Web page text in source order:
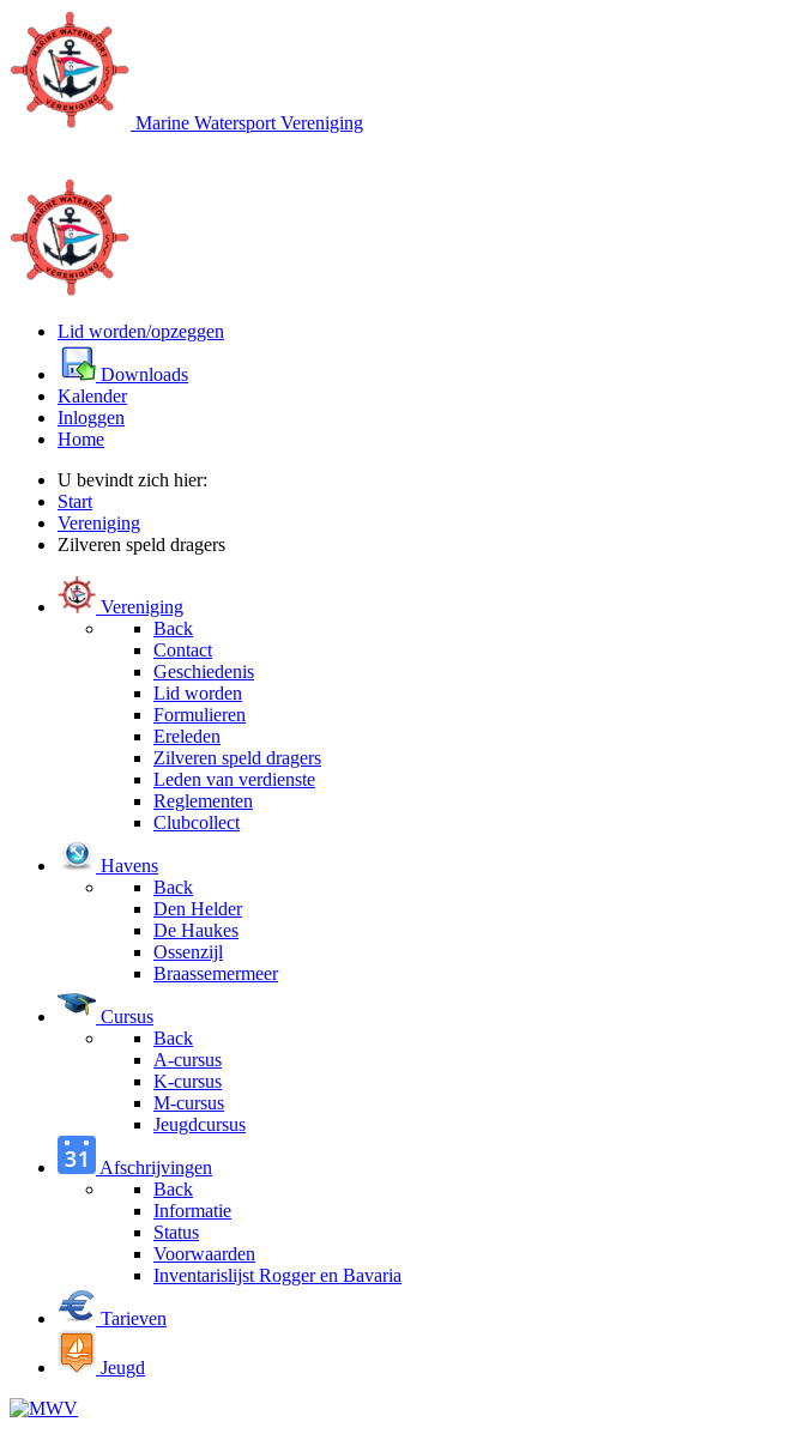
Marine Watersport Vereniging
Lid worden/opzeggen
Downloads
Kalender
Inloggen
Home
U bevindt zich hier:
Start
Vereniging
Zilveren speld dragers
Vereniging
Back
Contact
Geschiedenis
Lid worden
Formulieren
Ereleden
Zilveren speld dragers
Leden van verdienste
Reglementen
Clubcollect
Havens
Back
Den Helder
De Haukes
Ossenzijl
Braassemermeer
Cursus
Back
A-cursus
K-cursus
M-cursus
Jeugdcursus
Afschrijvingen
Back
Informatie
Status
Voorwaarden
Inventarislijst Rogger en Bavaria
Tarieven
Jeugd